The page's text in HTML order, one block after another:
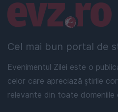
Cel mai bun portal de
Evenimentul Zilei este o
celor care apreciază știrile
relevante din toate
Linkuri utile